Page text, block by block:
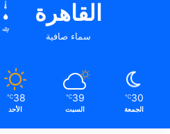
القاهرة
سماء صافية
30
℃
الجمعة
39
℃
السبت
38
℃
الأحد